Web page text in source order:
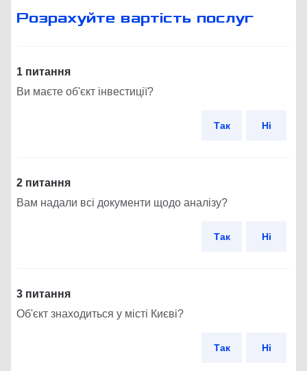
Розрахуйте вартість послуг
1 питання
Ви маєте об'єкт інвестиції?
Так Ні
2 питання
Вам надали всі документи щодо аналізу?
Так Ні
3 питання
Об'єкт знаходиться у місті Києві?
Так Ні